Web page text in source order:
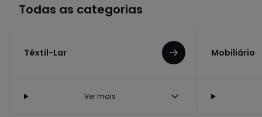
Todas as categorias
Têxtil-Lar
Ver mais
Mobiliário